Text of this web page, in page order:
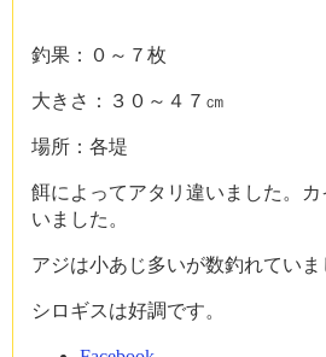
釣果：０～７枚
大きさ：３０～４７㎝
場所：各堤
餌によってアタリ違いました。
いました。
アジは小あじ多いが数釣れていま
シロギスは好調です。